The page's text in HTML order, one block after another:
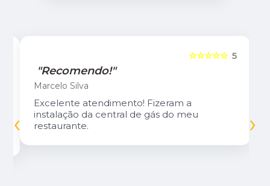
5
☆☆☆☆☆
"Recomendo!"
Marcelo Silva
Excelente atendimento! Fizeram a
instalação da central de gás do meu
restaurante.
‹ ›